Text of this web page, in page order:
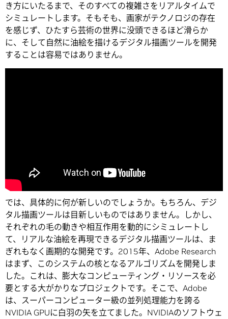
き方にいたるまで、そのすべての複雑さをリアルタイムで
シミュレートします。そもそも、画家がテクノロジの存在
を感じず、ひたすら芸術の世界に没頭できるほど滑らか
に、そして自然に油絵を描けるデジタル描画ツールを開発
することは容易ではありません。
では、具体的に何が新しいのでしょうか。もちろん、デジ
タル描画ツールは目新しいものではありません。しかし、
それぞれの毛の動きや相互作用を動的にシミュレートし
て、リアルな油絵を再現できるデジタル描画ツールは、ま
ぎれもなく画期的な開発です。2015年、Adobe Research
はまず、このシステムの核となるアルゴリズムを開発しま
した。これは、膨大なコンピューティング・リソースを必
要とする大がかりなプロジェクトです。そこで、Adobe
は、スーパーコンピューター級の並列処理能力を誇る
NVIDIA GPUに白羽の矢を立てました。NVIDIAのソフトウェ